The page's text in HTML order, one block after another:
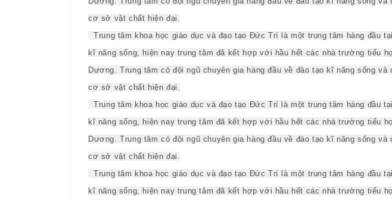
cơ sở vật chất hiện đại.
Trung tâm khoa học giáo dục và đạo tạo Đức Trí là một trung tâm hàng đầu
kĩ năng sống, hiện nay trung tâm đã kết hợp với hầu hết các nhà trường tiểu
Dương. Trung tâm có đội ngũ chuyên gia hàng đầu về đào tạo kĩ năng sống và
cơ sở vật chất hiện đại.
Trung tâm khoa học giáo dục và đạo tạo Đức Trí là một trung tâm hàng đầu
kĩ năng sống, hiện nay trung tâm đã kết hợp với hầu hết các nhà trường tiểu
Dương. Trung tâm có đội ngũ chuyên gia hàng đầu về đào tạo kĩ năng sống và
cơ sở vật chất hiện đại.
Trung tâm khoa học giáo dục và đạo tạo Đức Trí là một trung tâm hàng đầu
kĩ năng sống, hiện nay trung tâm đã kết hợp với hầu hết các nhà trường tiểu